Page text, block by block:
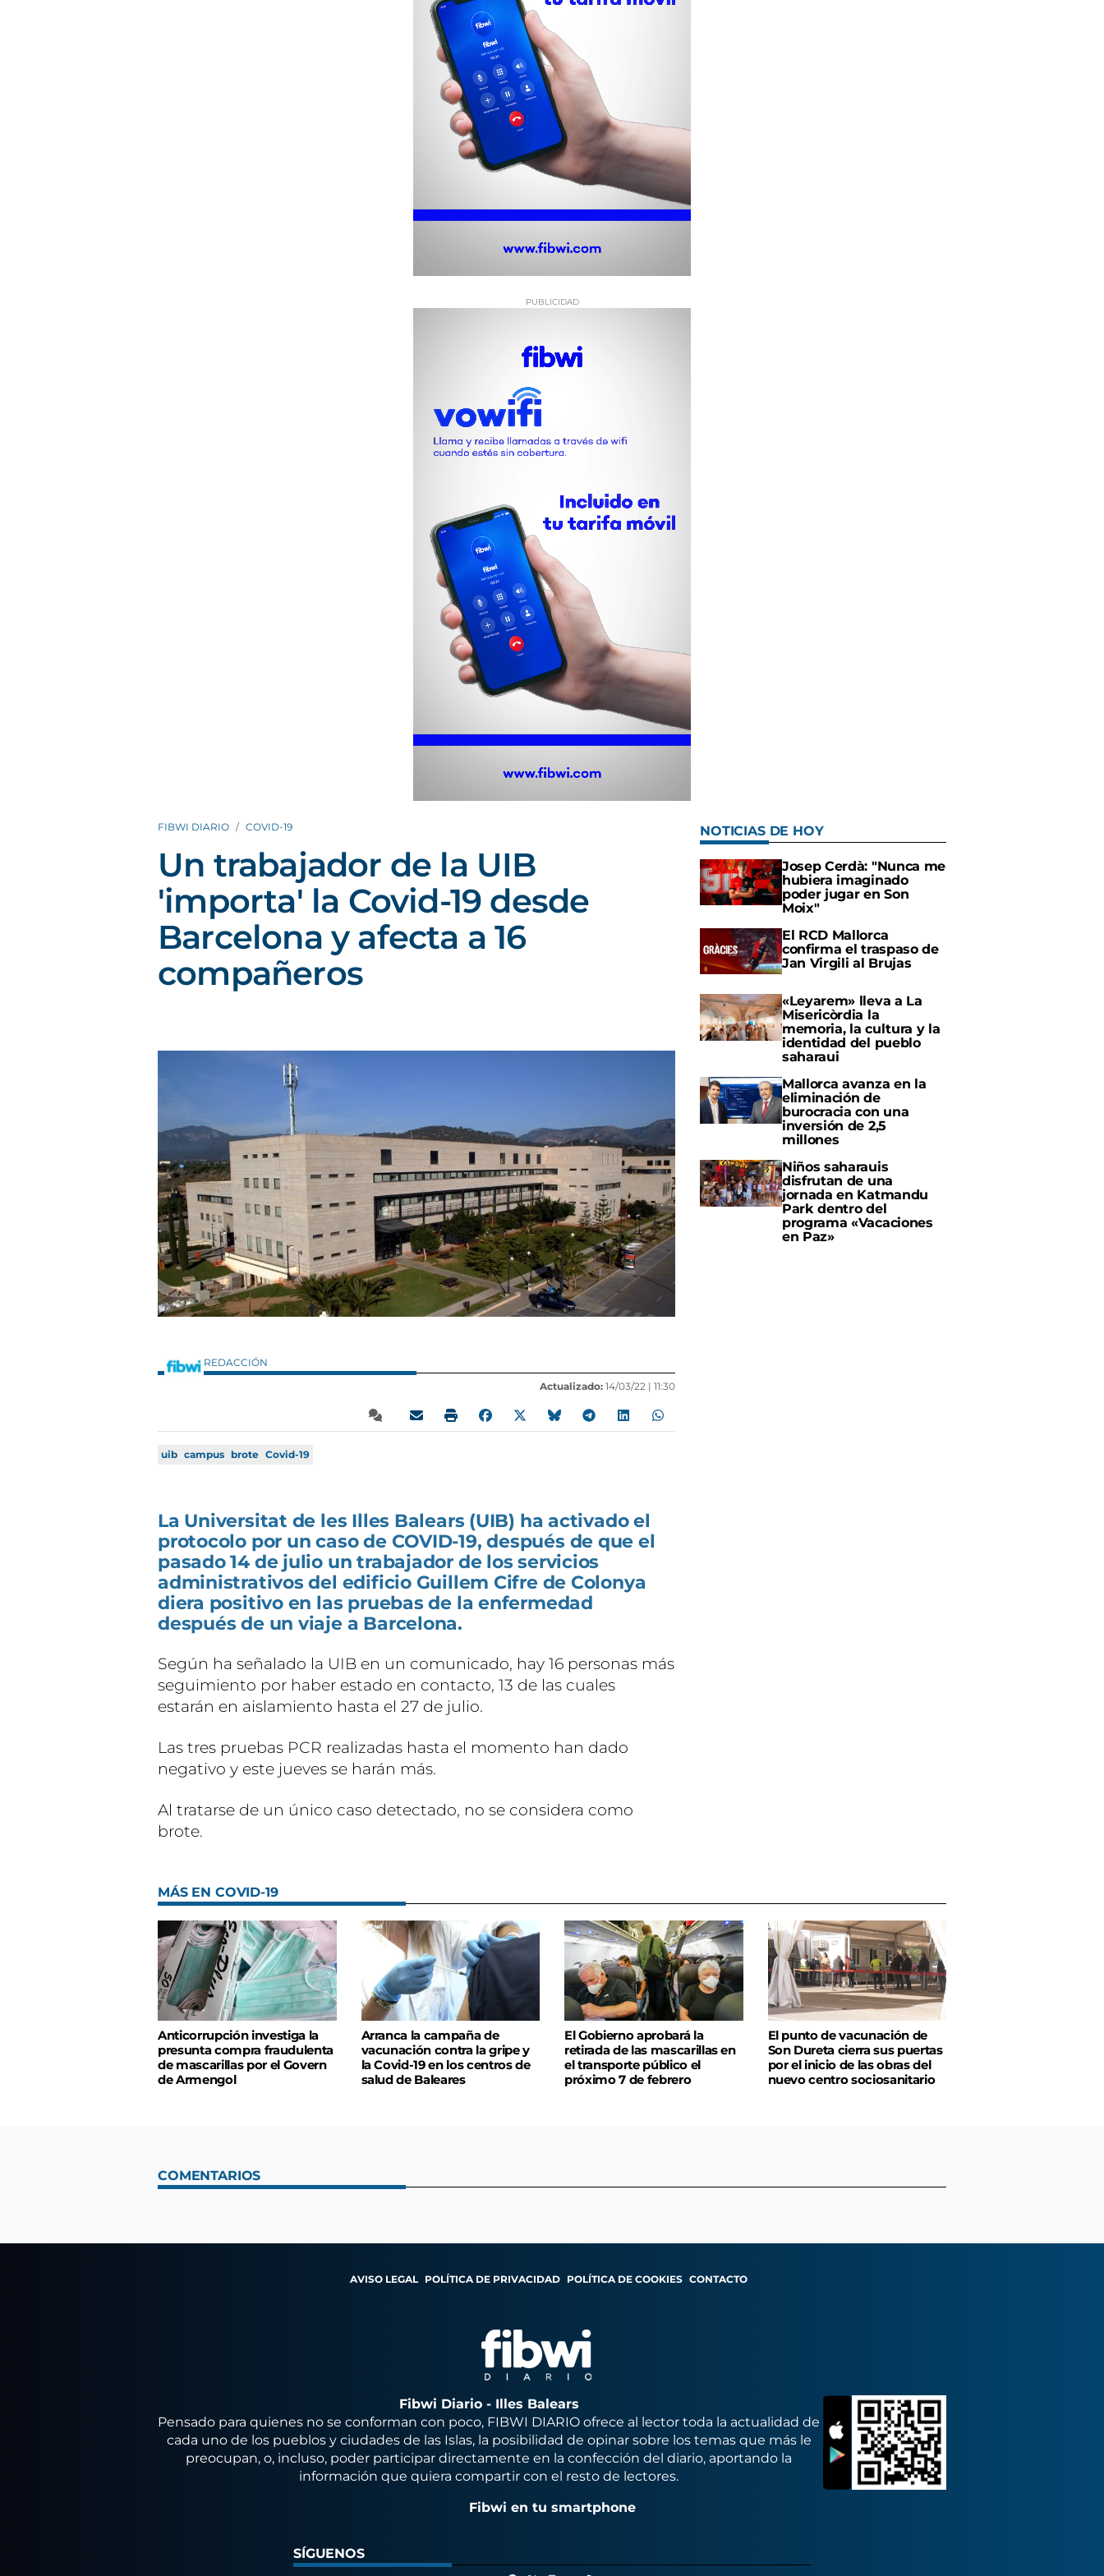
FIBWI DIARIO COVID-19
Un trabajador de la UIB
'importa' la Covid-19 desde
Barcelona y afecta a 16
compañeros
REDACCIÓN
Actualizado: 14/03/22 | 11:30
uib campus brote Covid-19
La Universitat de les Illes Balears (UIB) ha activado el
protocolo por un caso de COVID-19, después de que el
pasado 14 de julio un trabajador de los servicios
administrativos del edificio Guillem Cifre de Colonya
diera positivo en las pruebas de la enfermedad
después de un viaje a Barcelona.
Según ha señalado la UIB en un comunicado, hay 16 personas más
seguimiento por haber estado en contacto, 13 de las cuales
estarán en aislamiento hasta el 27 de julio.
Las tres pruebas PCR realizadas hasta el momento han dado
negativo y este jueves se harán más.
Al tratarse de un único caso detectado, no se considera como
brote.
NOTICIAS DE HOY
Josep Cerdà: "Nunca me
hubiera imaginado
poder jugar en Son
Moix"
El RCD Mallorca
confirma el traspaso de
Jan Virgili al Brujas
«Leyarem» lleva a La
Misericòrdia la
memoria, la cultura y la
identidad del pueblo
saharaui
Mallorca avanza en la
eliminación de
burocracia con una
inversión de 2,5
millones
Niños saharauis
disfrutan de una
jornada en Katmandu
Park dentro del
programa «Vacaciones
en Paz»
MÁS EN COVID-19
Anticorrupción investiga la
presunta compra fraudulenta
de mascarillas por el Govern
de Armengol
Arranca la campaña de
vacunación contra la gripe y
la Covid-19 en los centros de
salud de Baleares
El Gobierno aprobará la
retirada de las mascarillas en
el transporte público el
próximo 7 de febrero
El punto de vacunación de
Son Dureta cierra sus puertas
por el inicio de las obras del
nuevo centro sociosanitario
COMENTARIOS
AVISO LEGAL POLÍTICA DE PRIVACIDAD POLÍTICA DE COOKIES CONTACTO
Fibwi Diario - Illes Balears
Pensado para quienes no se conforman con poco, FIBWI DIARIO ofrece al lector toda la actualidad de
cada uno de los pueblos y ciudades de las Islas, la posibilidad de opinar sobre los temas que más le
preocupan, o, incluso, poder participar directamente en la confección del diario, aportando la
información que quiera compartir con el resto de lectores.
Fibwi en tu smartphone
SÍGUENOS